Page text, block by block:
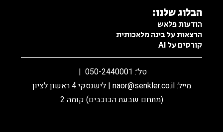
הבלוג שלנו:
הודעות פלאש
הרצאות על בינה מלאכותית
קורסים על AI
טל׳: 050-2440001 |
מייל:naor@senkler.co.il
| לישנסקי 4 ראשון לציון
(מתחם שבעת הכוכבים) קומה 2